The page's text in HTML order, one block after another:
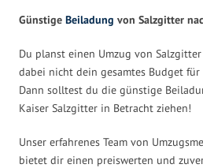
Günstige Beiladung von Salzgitter
Du planst einen Umzug von
dabei nicht dein gesamtes Budget
Dann solltest du die günstige
Kaiser Salzgitter in Betracht ziehen!
Unser erfahrenes Team von
bietet dir einen preiswerten und